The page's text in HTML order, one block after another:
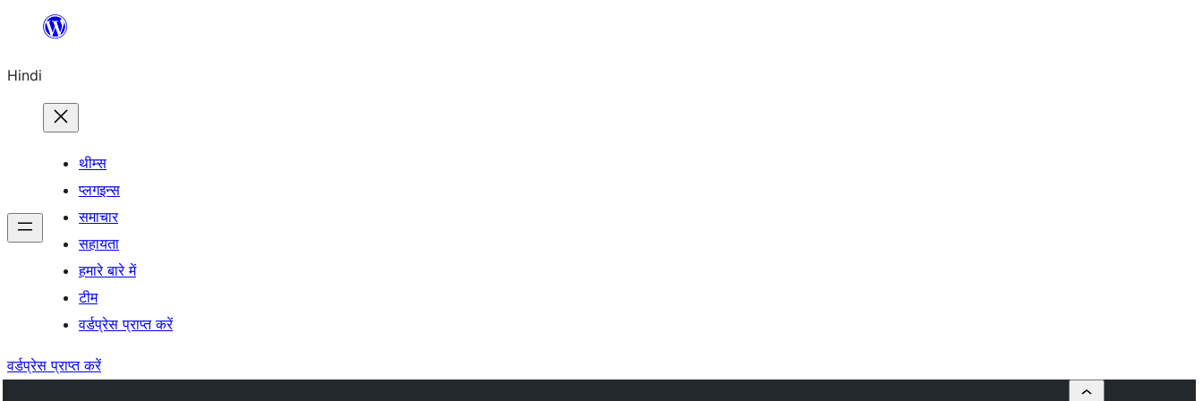
सामग्री
जाएं
Hindi
थीम्स
प्लगइन्स
समाचार
सहायता
हमारे बारे में
टीम
वर्डप्रेस प्राप्त करें
वर्डप्रेस प्राप्त करें